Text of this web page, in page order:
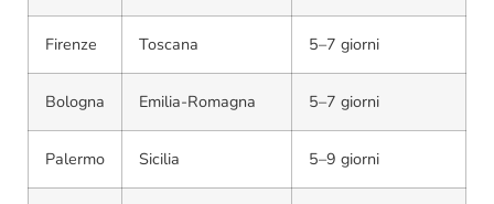
Firenze Toscana 5–7 giorni
Bologna Emilia-Romagna 5–7 giorni
Palermo Sicilia 5–9 giorni